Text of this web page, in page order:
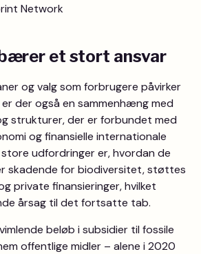
Network
et stort ansvar
og valg som forbrugere påvirker
der også en sammenhæng med
strukturer, der er forbundet med
og finansielle internationale
udfordringer er, hvordan de
skadende for biodiversitet, støttes
private finansieringer, hvilket
årsag til det fortsatte tab.
beløb i subsidier til fossile
offentlige midler – alene i 2020